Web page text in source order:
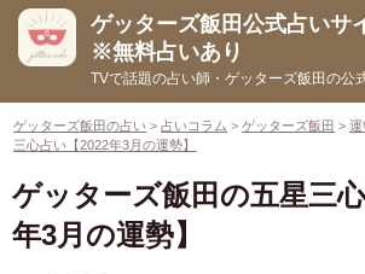
ン
ツ
へ
ッ
ゲッターズ飯田公式占いサ
※無料占いあり
TVで話題の占い師・ゲッターズ飯田の公
ゲッターズ飯田の占い >占いコラム >ゲッターズ飯田 >運
三心占い【2022年3月の運勢】
ゲッターズ飯田の五星三
年3月の運勢】